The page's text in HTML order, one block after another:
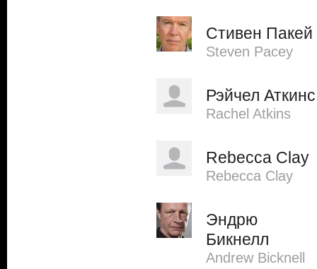
Стивен Пакей
Steven Pacey
Рэйчел Аткинс
Rachel Atkins
Rebecca Clay
Rebecca Clay
Эндрю
Бикнелл
Andrew Bicknell